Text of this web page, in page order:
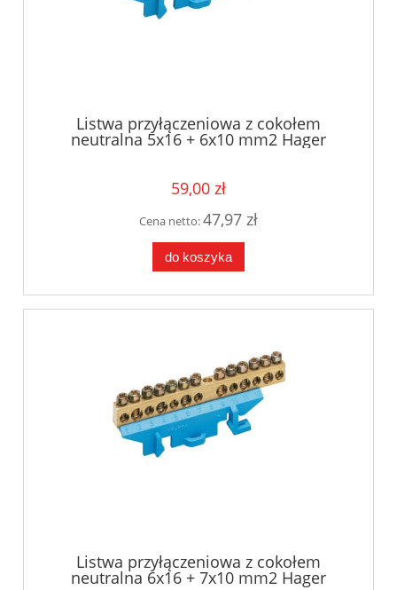
Listwa przyłączeniowa z cokołem
neutralna 5x16 + 6x10 mm2 Hager
59,00 zł
Cena netto:47,97 zł
do koszyka
Listwa przyłączeniowa z cokołem
neutralna 6x16 + 7x10 mm2 Hager